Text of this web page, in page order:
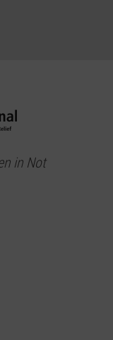
in Not